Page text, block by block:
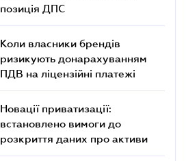
позиція ДПС
Коли власники брендів
ризикують донарахуванням
ПДВ на ліцензійні платежі
Новації приватизації:
встановлено вимоги до
розкриття даних про активи